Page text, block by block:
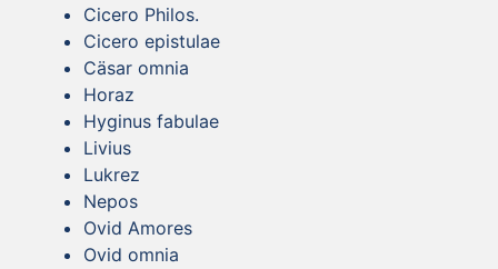
Cicero Philos.
Cicero epistulae
Cäsar omnia
Horaz
Hyginus fabulae
Livius
Lukrez
Nepos
Ovid Amores
Ovid omnia